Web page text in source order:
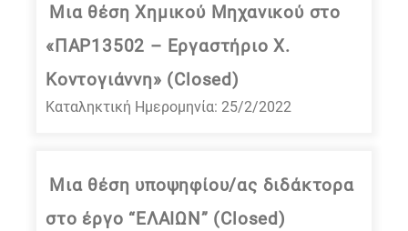
Μια θέση Χημικού Μηχανικού στο
«ΠΑΡ13502 – Εργαστήριο Χ.
Κοντογιάννη» (Closed)
Καταληκτική Ημερομηνία: 25/2/2022
Μια θέση υποψηφίου/ας διδάκτορα
στο έργο “ΕΛΑΙΩΝ” (Closed)